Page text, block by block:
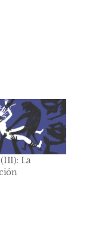
La